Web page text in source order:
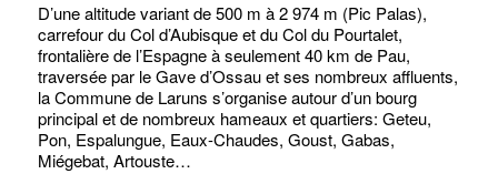
D’une altitude variant de 500 m à 2 974 m (Pic Palas),
carrefour du Col d’Aubisque et du Col du Pourtalet,
frontalière de l’Espagne à seulement 40 km de Pau,
traversée par le Gave d’Ossau et ses nombreux affluents,
la Commune de Laruns s’organise autour d’un bourg
principal et de nombreux hameaux et quartiers: Geteu,
Pon, Espalungue, Eaux-Chaudes, Goust, Gabas,
Miégebat, Artouste…